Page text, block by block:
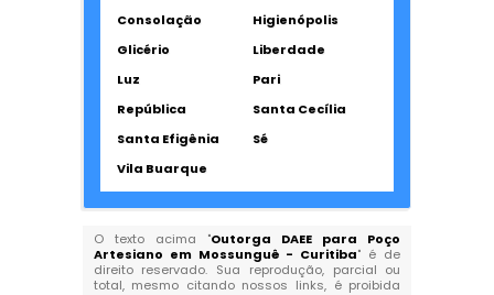
Consolação
Higienópolis
Glicério
Liberdade
Luz
Pari
República
Santa Cecília
Santa Efigênia
Sé
Vila Buarque
O texto acima "Outorga DAEE para Poço
Artesiano em Mossunguê - Curitiba" é de
direito reservado. Sua reprodução, parcial ou
total, mesmo citando nossos links, é proibida